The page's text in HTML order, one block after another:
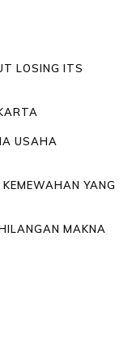
LOSING ITS
USAHA
YANG
MAKNA